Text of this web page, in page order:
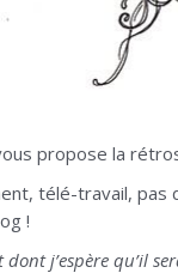
propose la
télé-travail, pas
!
j’espère qu’il